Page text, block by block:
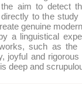
aim to detect
to the
genuine
a linguistical
such as
joyful and
deep and